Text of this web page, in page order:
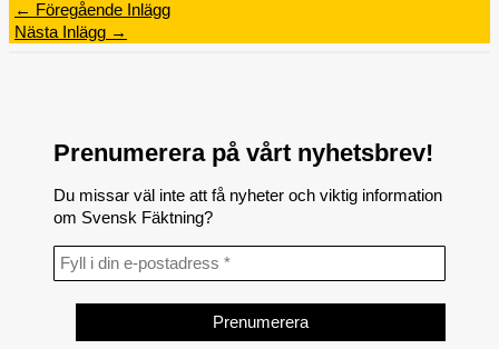
← Föregående Inlägg
Nästa Inlägg →
Prenumerera på vårt nyhetsbrev!
Du missar väl inte att få nyheter och viktig information
om Svensk Fäktning?